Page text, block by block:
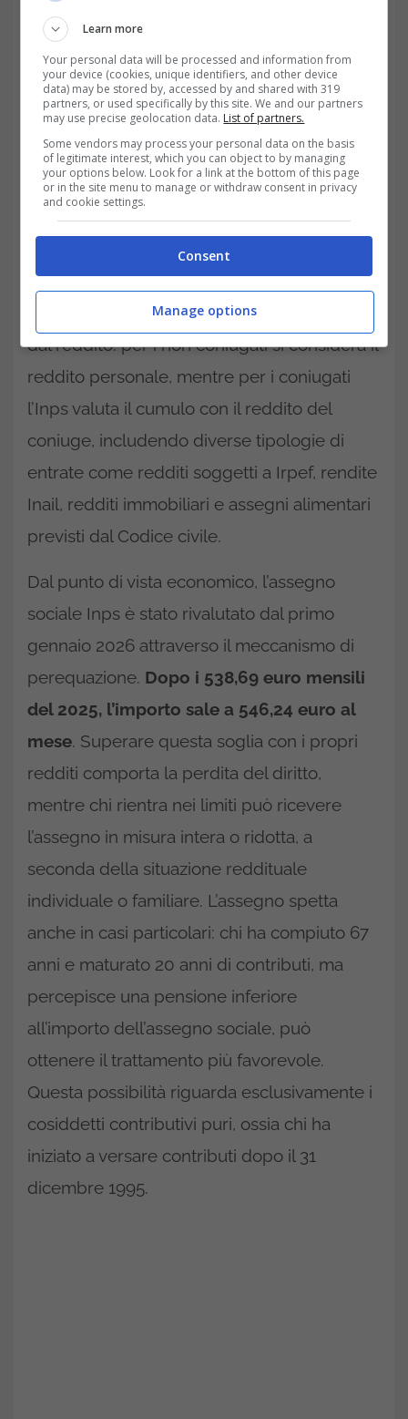
redditi e della residenza effettiva in Italia.
Per accedere nel 2026 occorre aver
compiuto 67 anni, risiedere stabilmente sul
territorio nazionale e possedere la
cittadinanza italiana o una condizione
equiparata. Resta fondamentale il requisito
dei dieci anni di soggiorno legale e
continuativo in Italia, valido per i periodi
successivi al primo gennaio 2009. Il
riconoscimento dell’assegno dipende inoltre
dal reddito: per i non coniugati si considera il
reddito personale, mentre per i coniugati
l’Inps valuta il cumulo con il reddito del
coniuge, includendo diverse tipologie di
entrate come redditi soggetti a Irpef, rendite
Inail, redditi immobiliari e assegni alimentari
previsti dal Codice civile.
Dal punto di vista economico, l’assegno
sociale Inps è stato rivalutato dal primo
gennaio 2026 attraverso il meccanismo di
perequazione. Dopo i 538,69 euro mensili
del 2025, l’importo sale a 546,24 euro al
mese. Superare questa soglia con i propri
redditi comporta la perdita del diritto,
mentre chi rientra nei limiti può ricevere
l’assegno in misura intera o ridotta, a
seconda della situazione reddituale
individuale o familiare. L’assegno spetta
anche in casi particolari: chi ha compiuto 67
anni e maturato 20 anni di contributi, ma
percepisce una pensione inferiore
all’importo dell’assegno sociale, può
ottenere il trattamento più favorevole.
Questa possibilità riguarda esclusivamente i
cosiddetti contributivi puri, ossia chi ha
iniziato a versare contributi dopo il 31
dicembre 1995.
Learn more
Your personal data will be processed and information from
your device (cookies, unique identifiers, and other device
data) may be stored by, accessed by and shared with 319
partners, or used specifically by this site. We and our partners
may use precise geolocation data. List of partners.
Some vendors may process your personal data on the basis
of legitimate interest, which you can object to by managing
your options below. Look for a link at the bottom of this page
or in the site menu to manage or withdraw consent in privacy
and cookie settings.
Consent
Manage options